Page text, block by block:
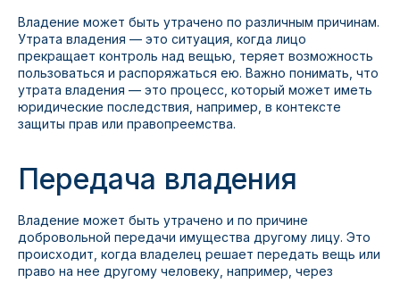
Владение может быть утрачено по различным причинам.
Утрата владения — это ситуация, когда лицо
прекращает контроль над вещью, теряет возможность
пользоваться и распоряжаться ею. Важно понимать, что
утрата владения — это процесс, который может иметь
юридические последствия, например, в контексте
защиты прав или правопреемства.
Передача владения
Владение может быть утрачено и по причине
добровольной передачи имущества другому лицу. Это
происходит, когда владелец решает передать вещь или
право на нее другому человеку, например, через